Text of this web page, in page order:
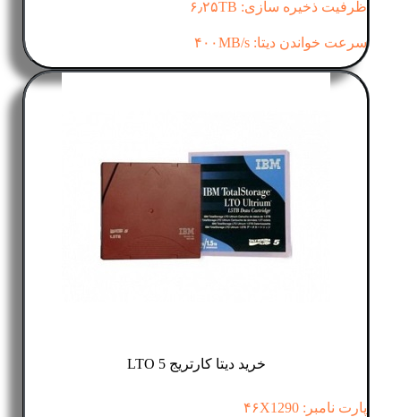
ظرفیت ذخیره سازی: ۶٫۲۵TB
سرعت خواندن دیتا: ۴۰۰MB/s
خرید دیتا کارتریج LTO 5
پارت نامبر: ۴۶X1290